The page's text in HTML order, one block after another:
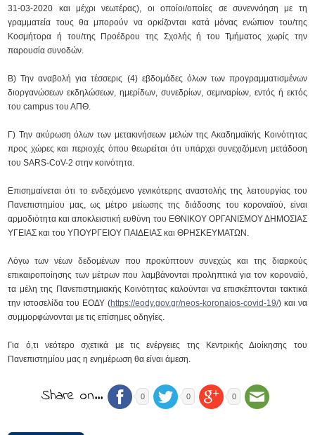
31-03-2020 και μέχρι νεωτέρας), οι οποίοι/οποίες σε συνεννόηση με τη
γραμματεία τους θα μπορούν να ορκίζονται κατά μόνας ενώπιον του/της
Κοσμήτορα ή του/της Προέδρου της Σχολής ή του Τμήματος χωρίς την
παρουσία συνοδών.
Β) Την αναβολή για τέσσερις (4) εβδομάδες όλων των προγραμματισμένων
διοργανώσεων εκδηλώσεων, ημερίδων, συνεδρίων, σεμιναρίων, εντός ή εκτός
του campus του ΑΠΘ.
Γ) Την ακύρωση όλων των μετακινήσεων μελών της Ακαδημαϊκής Κοινότητας
προς χώρες και περιοχές όπου θεωρείται ότι υπάρχει συνεχιζόμενη μετάδοση
του SARS-CoV-2 στην κοινότητα.
Επισημαίνεται ότι το ενδεχόμενο γενικότερης αναστολής της λειτουργίας του
Πανεπιστημίου μας, ως μέτρο μείωσης της διάδοσης του κοροναϊού, είναι
αρμοδιότητα και αποκλειστική ευθύνη του ΕΘΝΙΚΟΥ ΟΡΓΑΝΙΣΜΟΥ ΔΗΜΟΣΙΑΣ
ΥΓΕΙΑΣ και του ΥΠΟΥΡΓΕΙΟΥ ΠΑΙΔΕΙΑΣ και ΘΡΗΣΚΕΥΜΑΤΩΝ.
Λόγω των νέων δεδομένων που προκύπτουν συνεχώς και της διαρκούς
επικαιροποίησης των μέτρων που λαμβάνονται προληπτικά για τον κοροναϊό,
τα μέλη της Πανεπιστημιακής Κοινότητας καλούνται να επισκέπτονται τακτικά
την ιστοσελίδα του ΕΟΔΥ (https://eody.gov.gr/neos-koronaios-covid-19/) και να
συμμορφώνονται με τις επίσημες οδηγίες.
Για ό,τι νεότερο σχετικά με τις ενέργειες της Κεντρικής Διοίκησης του
Πανεπιστημίου μας η ενημέρωση θα είναι άμεση.
Share on… 0 0 0